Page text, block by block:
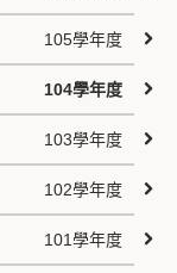
105學年度
104學年度
103學年度
102學年度
101學年度